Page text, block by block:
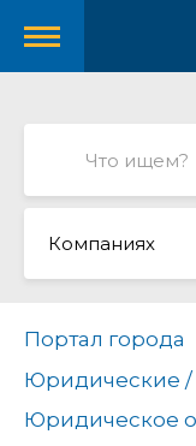
Компаниях
Портал города
Юридические /
Юридическое